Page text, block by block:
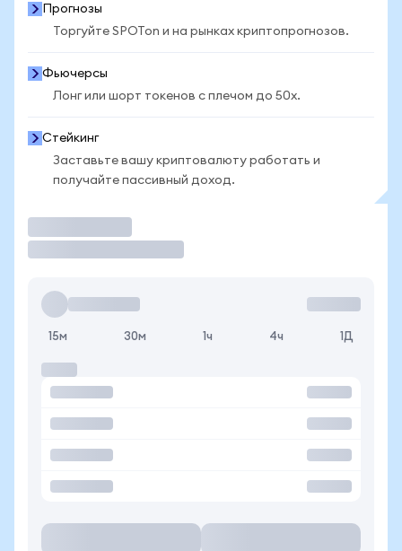
Прогнозы
Торгуйте SPOTon и на рынках криптопрогнозов.
Фьючерсы
Лонг или шорт токенов с плечом до 50x.
Стейкинг
Заставьте вашу криптовалюту работать и
получайте пассивный доход.
15м 30м 1ч 4ч 1Д